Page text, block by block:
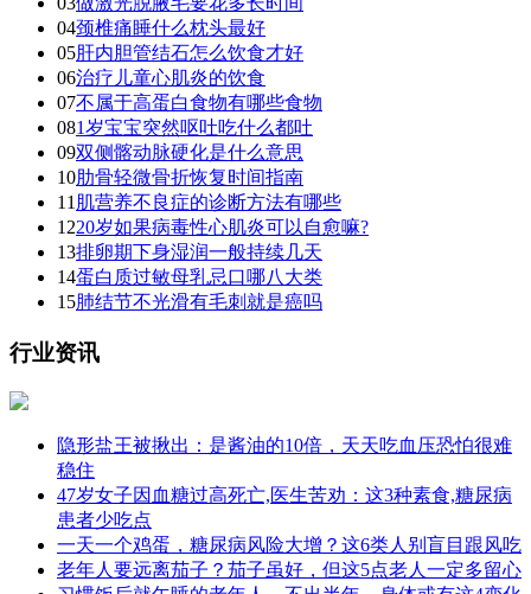
04颈椎痛睡什么枕头最好
05肝内胆管结石怎么饮食才好
06治疗儿童心肌炎的饮食
07不属于高蛋白食物有哪些食物
081岁宝宝突然呕吐吃什么都吐
09双侧髂动脉硬化是什么意思
10肋骨轻微骨折恢复时间指南
11 肌营养不良症的诊断方法有哪些
1220岁如果病毒性心肌炎可以自愈嘛?
13排卵期下身湿润一般持续几天
14蛋白质过敏母乳忌口哪八大类
15肺结节不光滑有毛刺就是癌吗
行业资讯
隐形盐王被揪出：是酱油的10倍，天天吃血压恐怕很难
稳住
47岁女子因血糖过高死亡,医生苦劝：这3种素食,糖尿病
患者少吃点
一天一个鸡蛋，糖尿病风险大增？这6类人别盲目跟风吃
老年人要远离茄子？茄子虽好，但这5点老人一定多留心